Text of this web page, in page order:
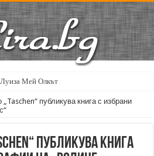
Мей Олкът
„Taschen“ публикува книга с избрани
публикува книга